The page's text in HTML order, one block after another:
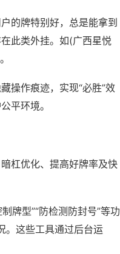
的牌特别好，总是能拿到
此类外挂。如(广西星悦
操作痕迹，实现“必胜”效
平环境。
杠优化、提高好牌率及快
牌型”“防检测防封号”等功
。这些工具通过后台运